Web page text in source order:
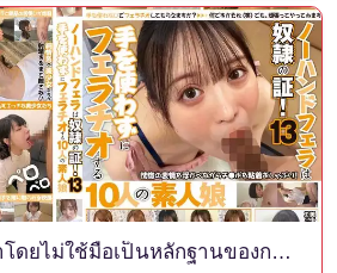
KAGP-327 การเป่าโดยไม่ใช้มือเป็นหลักฐานของการเป็นทาส! 13 10 สาวมือสมัครเล่นอมให้โดยไม่ใช้มือ